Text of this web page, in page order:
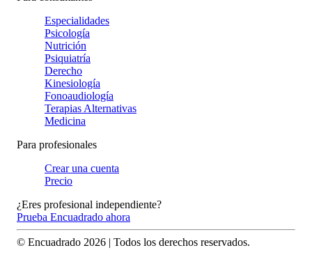
Especialidades
Psicología
Nutrición
Psiquiatría
Derecho
Kinesiología
Fonoaudiología
Terapias Alternativas
Medicina
Para profesionales
Crear una cuenta
Precio
¿Eres profesional independiente?
Prueba Encuadrado ahora
© Encuadrado 2026 | Todos los derechos reservados.